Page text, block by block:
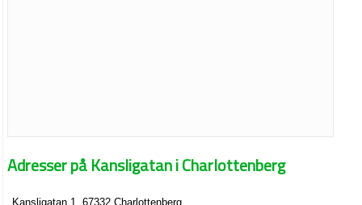
Adresser på Kansligatan i Charlottenberg
Kansligatan 1, 67332 Charlottenberg